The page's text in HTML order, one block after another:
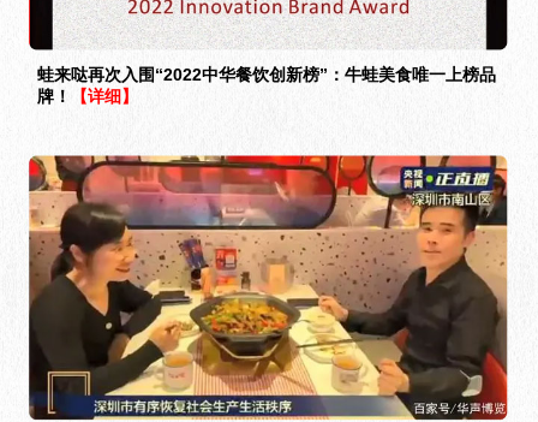
蛙来哒再次入围“2022中华餐饮创新榜”：牛蛙美食唯一上榜品
牌！
【详细】